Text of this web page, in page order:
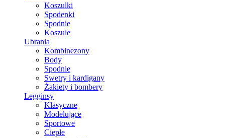
Koszulki
Spodenki
Spodnie
Koszule
Ubrania
Kombinezony
Body
Spodnie
Swetry i kardigany
Żakiety i bombery
Legginsy
Klasyczne
Modelujące
Sportowe
Ciepłe